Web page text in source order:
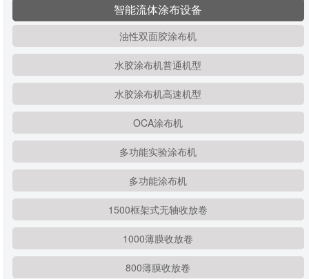
智能流体涂布设备
油性双面胶涂布机
水胶涂布机普通机型
水胶涂布机高速机型
OCA涂布机
多功能实验涂布机
多功能涂布机
1500框架式无轴收放卷
1000薄膜收放卷
800薄膜收放卷